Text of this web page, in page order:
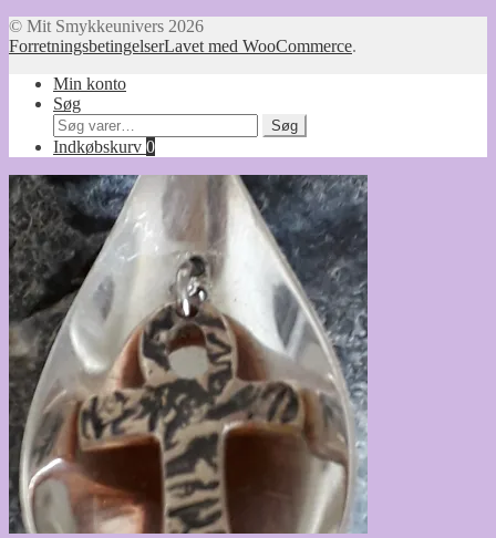
© Mit Smykkeunivers 2026
ForretningsbetingelserLavet med WooCommerce.
Min konto
Søg
Søg
efter:
Søg
Indkøbskurv 0